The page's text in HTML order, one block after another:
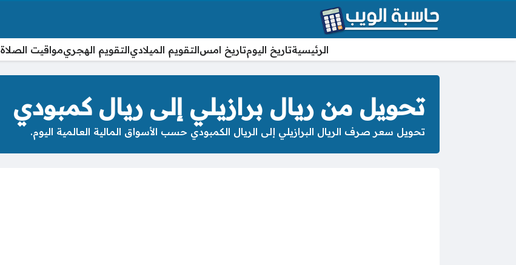
الرئيسيةتاريخ اليومتاريخ امسالتقويم الميلاديالتقويم الهجريمواقيت الصلاة
تحويل من ريال برازيلي إلى ريال كمبودي
تحويل سعر صرف الريال البرازيلي إلى الريال الكمبودي حسب الأسواق المالية العالمية اليوم.